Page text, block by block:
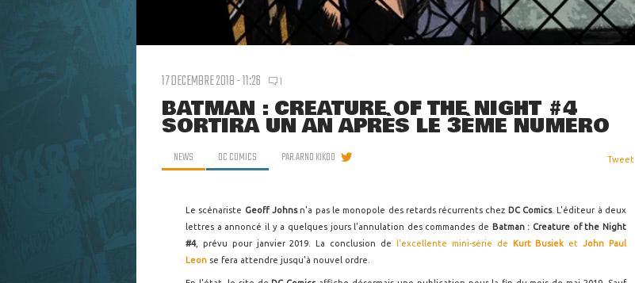
17 DECEMBRE 2018 - 11:26 1
BATMAN : CREATURE OF THE NIGHT #4
SORTIRA UN AN APRÈS LE 3ÈME NUMÉRO
NEWS DC COMICS PARARNO KIKOO Tweet
Le scénariste Geoff Johnsn'a pas le monopole des retards récurrents chez DC Comics. L'éditeur à deux
lettres a annoncé il y a quelques jours l'annulation des commandes de Batman : Creature of the Night
#4, prévu pour janvier 2019. La conclusion de l'excellente mini-série de Kurt Busiek etJohn Paul
Leon se fera attendre jusqu'à nouvel ordre.